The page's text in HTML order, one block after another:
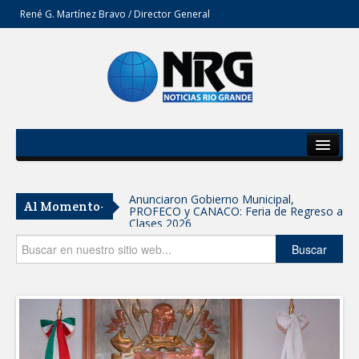
René G. Martínez Bravo / Director General
Del Estado
Secciones
Opinión
Al Momento- Anunciaron Gobierno Municipal,
PROFECO y CANACO: Feria de Regreso a
Clases 2026
Brindará Familia UAT un moderno
GOBIERNO MUNICIPAL ACERCA
SERVICIOS Y APOYOS A FAMILIAS CON
“PRESIDENCIA CERQUITA DE TI”
Buscar